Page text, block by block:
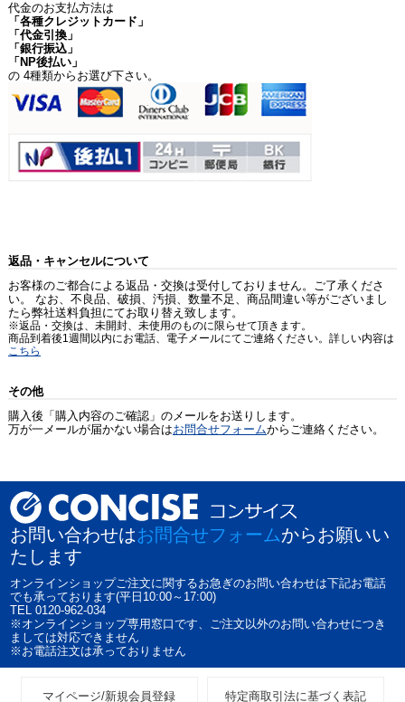
代金のお支払方法は
「各種クレジットカード」
「代金引換」
「銀行振込」
「NP後払い」
の 4種類からお選び下さい。
返品・キャンセルについて
お客様のご都合による返品・交換は受付しておりません。ご了承くださ
い。 なお、不良品、破損、汚損、数量不足、商品間違い等がございまし
たら弊社送料負担にてお取り替え致します。
※返品・交換は、未開封、未使用のものに限らせて頂きます。
商品到着後1週間以内にお電話、電子メールにてご連絡ください。詳しい内容は
こちら
その他
購入後「購入内容のご確認」のメールをお送りします。
万が一メールが届かない場合はお問合せフォームからご連絡ください。
お問い合わせはお問合せフォームからお願いい
たします
オンラインショップご注文に関するお急ぎのお問い合わせは下記お電話
でも承っております(平日10:00～17:00)
TEL 0120-962-034
※オンラインショップ専用窓口です、ご注文以外のお問い合わせにつき
ましては対応できません
※お電話注文は承っておりません
マイページ/新規会員登録 特定商取引法に基づく表記